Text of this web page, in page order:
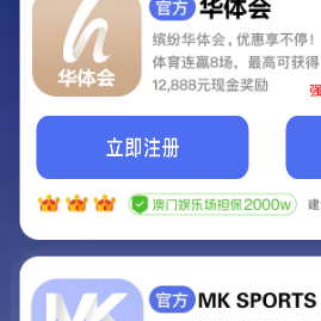
Hey
我们即将
我们的网站正
它将是非常棒